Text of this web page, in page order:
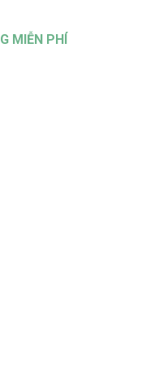
MIỄN PHÍ